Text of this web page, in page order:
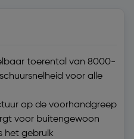
toerental van 8000-
voor alle
op de voorhandgreep
voor buitengewoon
het gebruik